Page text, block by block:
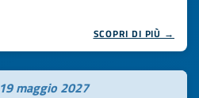
SCOPRI DI PIÙ →
19 maggio 2027